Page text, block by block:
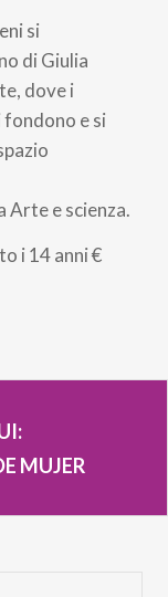
si
di Giulia
dove i
e si
Arte e scienza.
i 14 anni €
MUJER